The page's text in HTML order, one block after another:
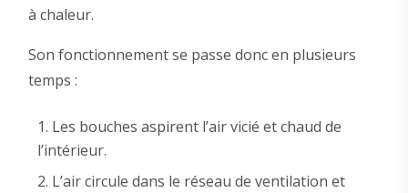
à chaleur.
Son fonctionnement se passe donc en plusieurs
temps :
Les bouches aspirent l’air vicié et chaud de
l’intérieur.
L’air circule dans le réseau de ventilation et